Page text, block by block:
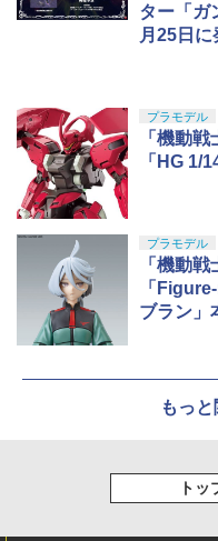
ター「ガ
月25日に
プラモデル
「機動
「HG 1/
プラモデル
「機動
「
ブラン」
もっ
トッ